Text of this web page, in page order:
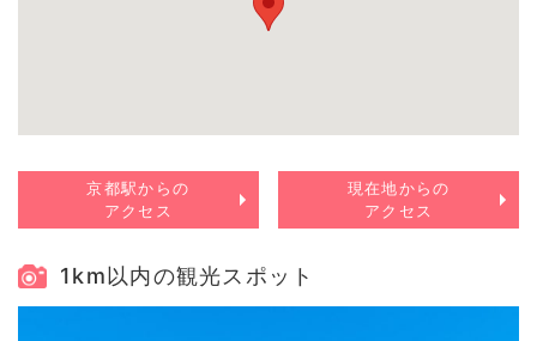
京都駅からの
アクセス
現在地からの
アクセス
1km以内の観光スポット